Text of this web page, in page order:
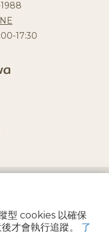
型 cookies 以確保
才會執行追蹤。 了
17:30
業社